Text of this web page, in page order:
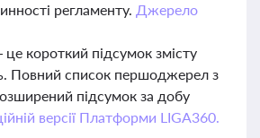
регламенту. Джерело
короткий підсумок змісту
Повний список першоджерел з
підсумок за добу
версії Платформи LIGA360.